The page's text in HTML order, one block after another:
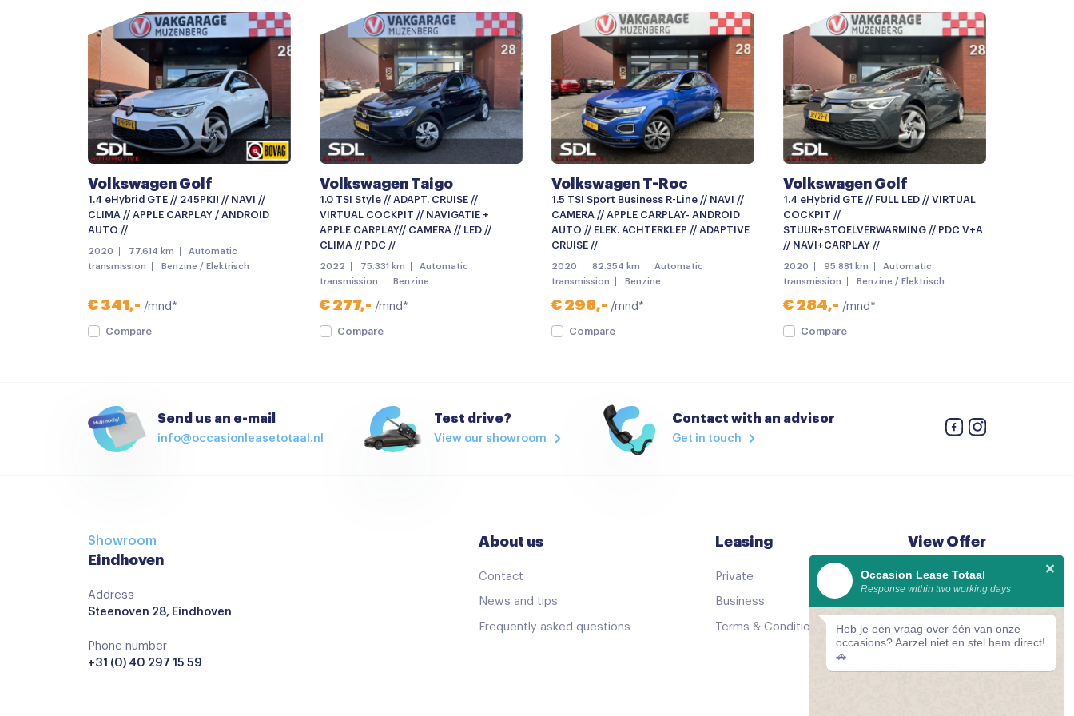
Buitenspiegels met verlichting Centrale deurvergrendeling met afstandsbediening
Chroom delen exterieur Chroom delen exterieur
Dakrailing Dakrails
Dimlichten automatisch Elektronisch Sper Differentieel
Getint glas LED achterlichten
LED dagrijverlichting led Koplampen
Lichtmetalen velgen Mistlampen
mistlampen voor adaptief Parkeersensor achter
Parkeersensor voor
Parkeersensor voor en achter Warmtewerende voorruit
Bluetooth telefoonvoorbereiding Multimedia-voorbereiding
Multimedia systeem Navigatie
Radio cd speler Radio cd speler
Achterbank in delen neerklapbaar
Boordcomputer
Elektrische ramen voor en achter
Lederen versnellingspook
Passagiersstoel in hoogte verstelbaar
Stoelverwarming
Volkswagen Golf
1.4 eHybrid GTE // 245PK!! // NAVI //
CLIMA // APPLE CARPLAY / ANDROID
AUTO //
2020 77.614 km
Automatic
transmission
Benzine / Elektrisch
€ 341,- /mnd*
Compare
Volkswagen Taigo
1.0 TSI Style // ADAPT. CRUISE //
VIRTUAL COCKPIT // NAVIGATIE +
APPLE CARPLAY// CAMERA // LED //
CLIMA // PDC //
2022 75.331 km
Automatic
transmission
Benzine
€ 277,- /mnd*
Compare
Volkswagen T-Roc
1.5 TSI Sport Business R-Line // NAVI //
CAMERA // APPLE CARPLAY- ANDROID
AUTO // ELEK. ACHTERKLEP // ADAPTIVE
CRUISE //
2020 82.354 km
Automatic
transmission
Benzine
€ 298,- /mnd*
Compare
Volkswagen Golf
1.4 eHybrid GTE // FULL LED // VIRTUAL
COCKPIT //
STUUR+STOELVERWARMING // PDC V+A
// NAVI+CARPLAY //
2020 95.881 km
Automatic
transmission
Benzine / Elektrisch
€ 284,- /mnd*
Compare
Send us an e-mail
info@occasionleasetotaal.nl
Test drive?
View our showroom
Contact with an advisor
Get in touch
Showroom
Eindhoven
Address
Steenoven 28, Eindhoven
Phone number
+31 (0) 40 297 15 59
About us
Contact
News and tips
Frequently asked questions
Leasing
Private
Business
Terms & Conditions
View Offer
See all cars
Comparator
Occasion Lease Totaal
Response within two working days
Heb je een vraag over één van onze
occasions? Aarzel niet en stel hem direct!
🚗